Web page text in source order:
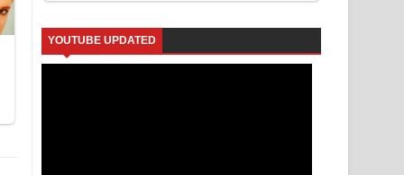
YOUTUBE UPDATED